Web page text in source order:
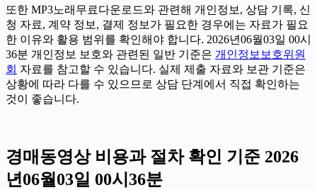
또한 MP3노래무료다운로드와 관련해 개인정보, 상담 기록, 신
청 자료, 계약 정보, 결제 정보가 필요한 경우에는 자료가 필요
한 이유와 활용 범위를 확인해야 합니다. 2026년06월03일 00시
36분 개인정보 보호와 관련된 일반 기준은 개인정보보호위원
회 자료를 참고할 수 있습니다. 실제 제출 자료와 보관 기준은
상황에 따라 다를 수 있으므로 상담 단계에서 직접 확인하는
것이 좋습니다.
경매동영상 비용과 절차 확인 기준 2026
년06월03일 00시36분